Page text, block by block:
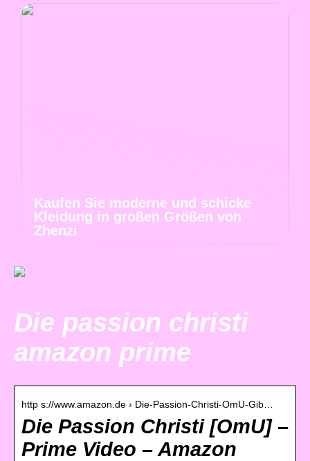
Kaufen Sie moderne und schicke
Kleidung in großen Größen von
Zhenzi
Die passion christi
amazon prime
http s://www.amazon.de › Die-Passion-Christi-OmU-Gib…
Die Passion Christi [OmU] –
Prime Video – Amazon